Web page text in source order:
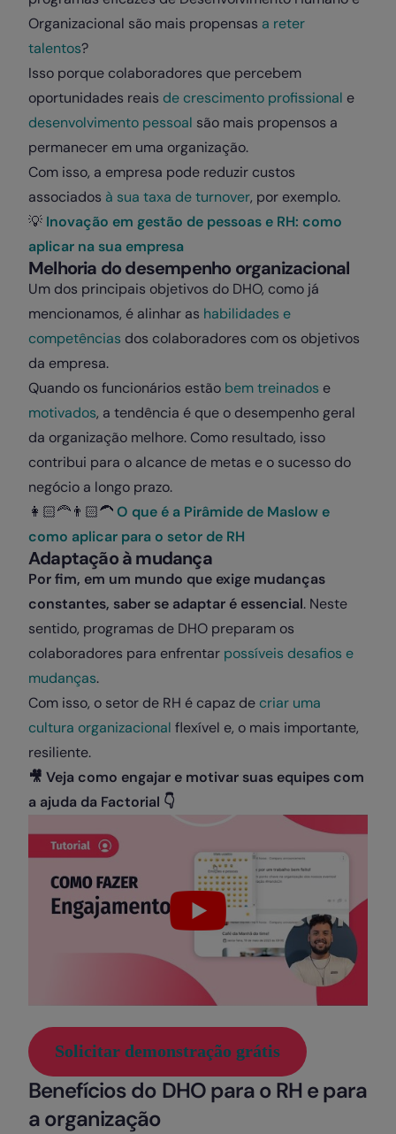
Organizacional são mais propensas a reter
talentos?
Isso porque colaboradores que percebem
oportunidades reais de crescimento profissional e
desenvolvimento pessoal são mais propensos a
permanecer em uma organização.
Com isso, a empresa pode reduzir custos
associados à sua taxa de turnover, por exemplo.
💡 Inovação em gestão de pessoas e RH: como
aplicar na sua empresa
Melhoria do desempenho organizacional
Um dos principais objetivos do DHO, como já
mencionamos, é alinhar as habilidades e
competências dos colaboradores com os objetivos
da empresa.
Quando os funcionários estão bem treinados e
motivados, a tendência é que o desempenho geral
da organização melhore. Como resultado, isso
contribui para o alcance de metas e o sucesso do
negócio a longo prazo.
👩🏻‍🦰👨🏻‍🦱O que é a Pirâmide de Maslow e
como aplicar para o setor de RH
Adaptação à mudança
Por fim, em um mundo que exige mudanças
constantes, saber se adaptar é essencial. Neste
sentido, programas de DHO preparam os
colaboradores para enfrentar possíveis desafios e
mudanças.
Com isso, o setor de RH é capaz de criar uma
cultura organizacional flexível e, o mais importante,
resiliente.
🎥 Veja como engajar e motivar suas equipes com
a ajuda da Factorial 👇
Solicitar demonstração grátis
Benefícios do DHO para o RH e para
a organização